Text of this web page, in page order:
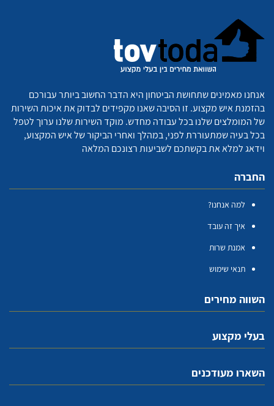
אנחנו מאמינים שתחושת הביטחון היא הדבר החשוב ביותר עבורכם
בהזמנת איש מקצוע. זו הסיבה שאנו מקפידים לבדוק את איכות השירות
של המומלצים שלנו בכל עבודה מחדש. מוקד השירות שלנו ערוך לטפל
בכל בעיה שמתעוררת לפני, במהלך ואחרי הביקור של איש המקצוע,
וידאג למלא את בקשתכם לשביעות רצונכם המלאה
החברה
למה אנחנו?
איך זה עובד
אמנת שרות
תנאי שימוש
השווה מחירים
בעלי מקצוע
השארו מעודכנים